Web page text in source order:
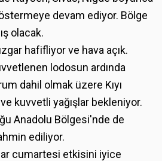
devam ediyor. Bölge
olacak.
hafifliyor ve hava açık.
lodosun ardında
dahil olmak üzere Kıyı
kuvvetli yağışlar bekleniyor.
Anadolu Bölgesi'nde de
ediliyor.
cumartesi etkisini iyice